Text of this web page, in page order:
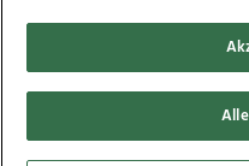
Copyrights © 2026